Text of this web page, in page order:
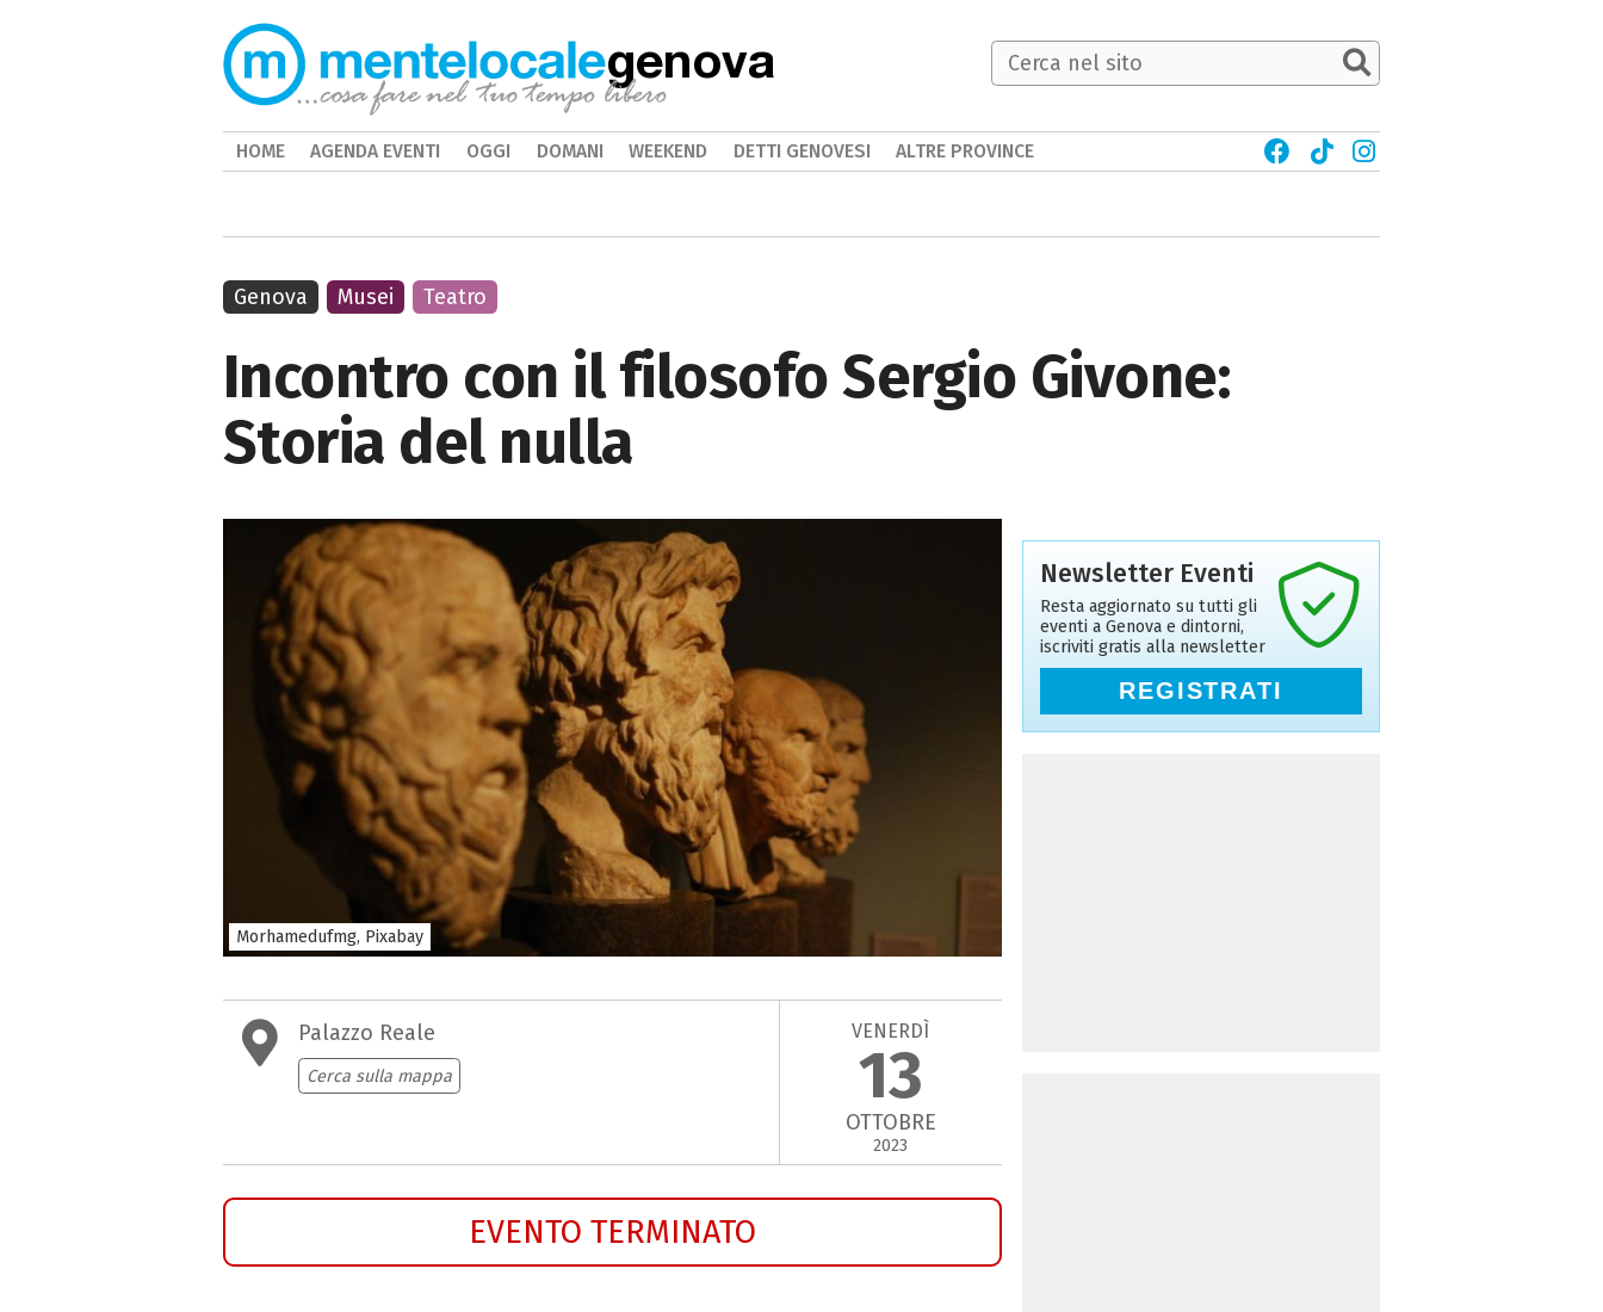
Incontro con il filosofo Sergio Givone:
Storia del nulla
Morhamedufmg, Pixabay
Palazzo Reale
Cerca sulla mappa
VENERDÌ
13
OTTOBRE
2023
EVENTO TERMINATO
Genova Musei Teatro
Newsletter Eventi
Resta aggiornato su tutti gli
eventi a Genova e dintorni,
iscriviti gratis alla newsletter
REGISTRATI
genova
HOME AGENDA EVENTI OGGI DOMANI WEEKEND DETTI GENOVESI ALTRE PROVINCE